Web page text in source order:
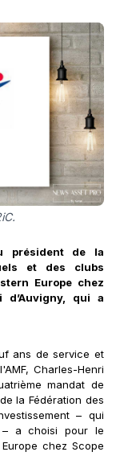
président de la
et des clubs
Europe chez
d’Auvigny, qui a
ans de service et
Charles-Henri
mandat de
la Fédération des
– qui
– a choisi pour le
chez Scope